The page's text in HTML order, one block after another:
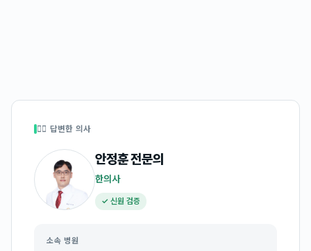
👩‍⚕️ 답변한 의사
안정훈전문의
한의사
✓ 신원 검증
소속 병원